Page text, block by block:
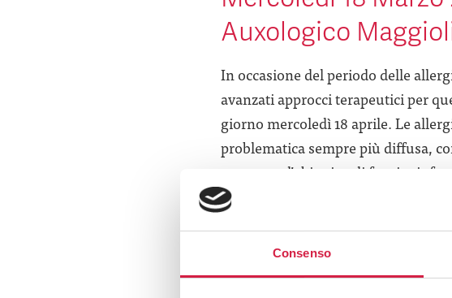
Consenso
Auxologico
In occasione del periodo delle
avanzati approcci terapeutici per
giorno mercoledì 18 aprile. Le
problematica sempre più diffusa,
nasce con l’obiettivo di fornire
condizioni. Durante l’evento
terapeutiche più innovative, fino
sarà dedicata anche a consigli